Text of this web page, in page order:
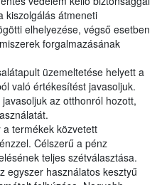
kiszolgálás átmeneti
elhelyezése, végső esetben
forgalmazásának
üzemeltetése helyett a
való értékesítést javasoljuk.
az otthonról hozott,
termékek közvetett
Célszerű a pénz
teljes szétválasztása.
egyszer használatos kesztyű